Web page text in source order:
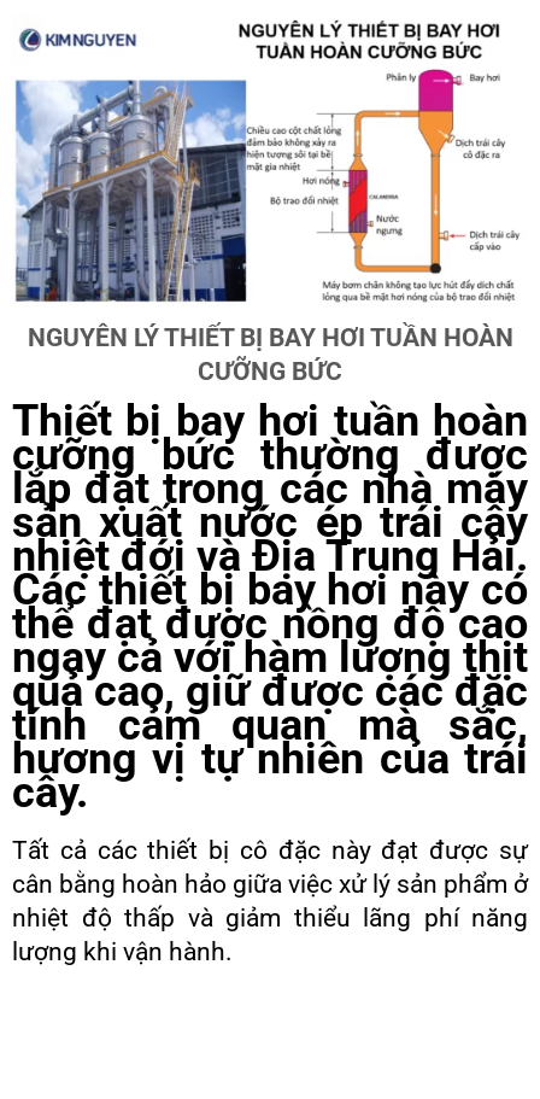
NGUYÊN LÝ THIẾT BỊ BAY HƠI TUẦN HOÀN
CƯỠNG BỨC
Thiết bị bay hơi tuần hoàn
cưỡng bứcthường được
lắp đặt trong các nhà máy
sản xuất nước ép trái cây
nhiệt đới và Địa Trung Hải.
Các thiết bị bay hơi này có
thể đạt được nồng độ cao
ngay cả với hàm lượng thịt
quả cao, giữ được các đặc
tính cảm quan mà sắc,
hương vị tự nhiên của trái
cây.
Tất cả các thiết bị cô đặc này đạt được sự
cân bằng hoàn hảo giữa việc xử lý sản phẩm ở
nhiệt độ thấp và giảm thiểu lãng phí năng
lượng khi vận hành.